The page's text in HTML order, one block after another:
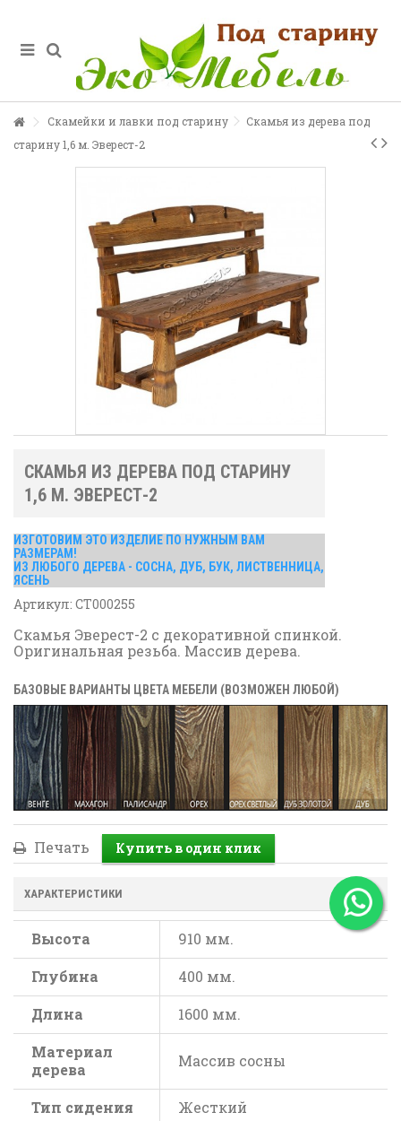
Скамейки и лавки под старину
Скамья из дерева под
старину 1,6 м. Эверест-2
СКАМЬЯ ИЗ ДЕРЕВА ПОД СТАРИНУ
1,6 М. ЭВЕРЕСТ-2
ИЗГОТОВИМ ЭТО ИЗДЕЛИЕ ПО НУЖНЫМ ВАМ
РАЗМЕРАМ!
ИЗ ЛЮБОГО ДЕРЕВА - СОСНА, ДУБ, БУК, ЛИСТВЕННИЦА,
ЯСЕНЬ
Артикул: СТ000255
Скамья Эверест-2 с декоративной спинкой.
Оригинальная резьба. Массив дерева.
БАЗОВЫЕ ВАРИАНТЫ ЦВЕТА МЕБЕЛИ (ВОЗМОЖЕН ЛЮБОЙ)
Печать
ХАРАКТЕРИСТИКИ
Высота
910 мм.
Глубина
400 мм.
Длина
1600 мм.
Материал
дерева
Массив сосны
Тип сидения
Жесткий